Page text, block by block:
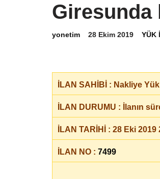
Giresunda
yonetim 28 Ekim 2019 YÜK
İLAN SAHİBİ : Nakliye
İLAN DURUMU : İlanın
İLAN TARİHİ : 28 Eki 2019
İLAN NO : 7499